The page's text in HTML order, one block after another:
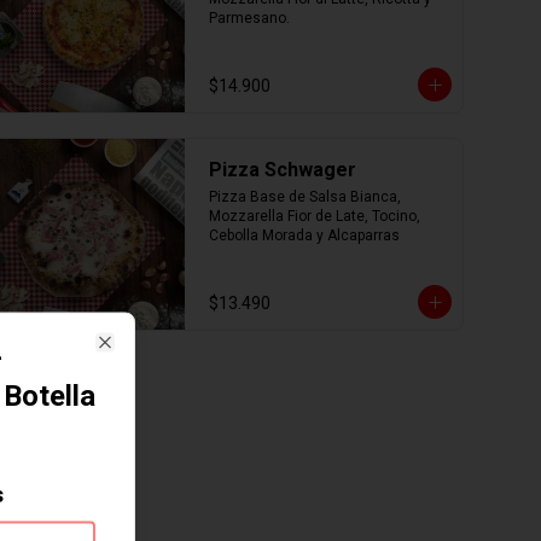
Parmesano.
$14.900
Pizza Schwager
Pizza Base de Salsa Bianca,
Mozzarella Fior de Late, Tocino,
Cebolla Morada y Alcaparras
$13.490